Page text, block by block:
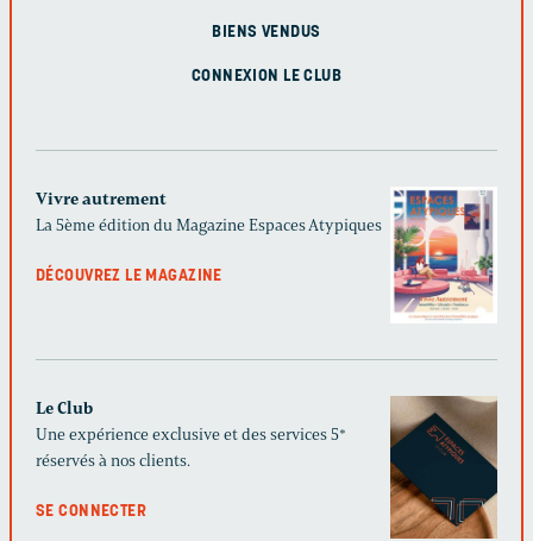
BIENS VENDUS
CONNEXION LE CLUB
Vivre autrement
La 5ème édition du Magazine Espaces Atypiques
DÉCOUVREZ LE MAGAZINE
Le Club
Une expérience exclusive et des services 5*
réservés à nos clients.
SE CONNECTER